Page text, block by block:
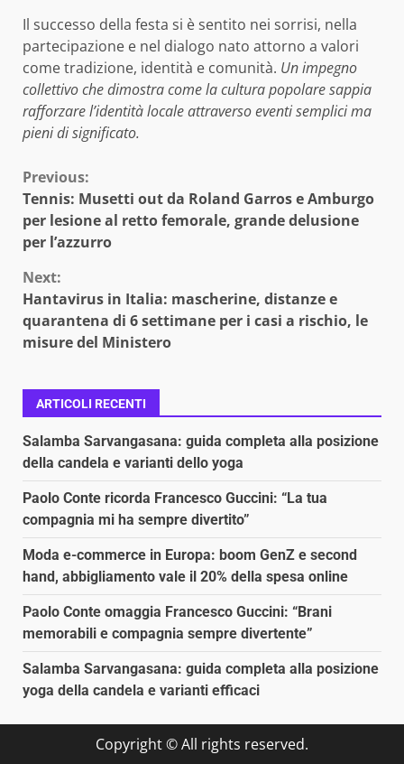
Il successo della festa si è sentito nei sorrisi, nella
partecipazione e nel dialogo nato attorno a valori
come tradizione, identità e comunità. Un impegno
collettivo che dimostra come la cultura popolare sappia
rafforzare l’identità locale attraverso eventi semplici ma
pieni di significato.
Continue
Reading
Previous:
Tennis: Musetti out da Roland Garros e Amburgo
per lesione al retto femorale, grande delusione
per l’azzurro
Next:
Hantavirus in Italia: mascherine, distanze e
quarantena di 6 settimane per i casi a rischio, le
misure del Ministero
ARTICOLI RECENTI
Salamba Sarvangasana: guida completa alla posizione
della candela e varianti dello yoga
Paolo Conte ricorda Francesco Guccini: “La tua
compagnia mi ha sempre divertito”
Moda e-commerce in Europa: boom GenZ e second
hand, abbigliamento vale il 20% della spesa online
Paolo Conte omaggia Francesco Guccini: “Brani
memorabili e compagnia sempre divertente”
Salamba Sarvangasana: guida completa alla posizione
yoga della candela e varianti efficaci
Copyright © All rights reserved.